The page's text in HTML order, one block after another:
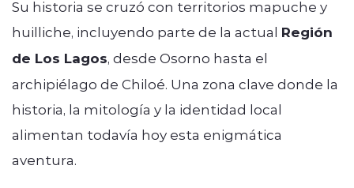
Su historia se cruzó con territorios mapuche y
huilliche, incluyendo parte de la actual Región
de Los Lagos, desde Osorno hasta el
archipiélago de Chiloé. Una zona clave donde la
historia, la mitología y la identidad local
alimentan todavía hoy esta enigmática
aventura.